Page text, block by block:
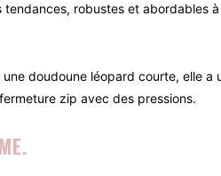
robustes et abordables
doudoune léopard courte, elle
zip avec des pressions.